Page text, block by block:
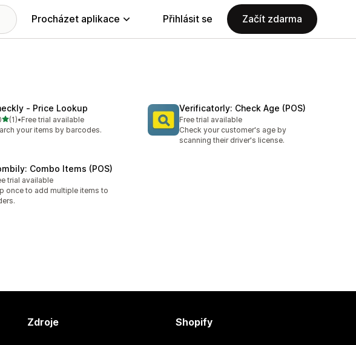
Procházet aplikace Přihlásit se Začít zdarma
‑ Price Lookup
z 5 hvězd
(1) počet recenzí: 1
•Free trial available
your items by barcodes.
Verificatorly: Check Age (POS)
Free trial available
Check your customer's age by
scanning their driver's license.
Combo Items (POS)
trial available
once to add multiple items to
Zdroje Shopify